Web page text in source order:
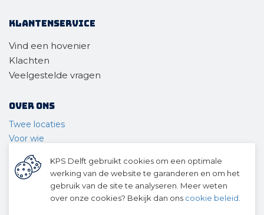
Klantenservice
Vind een hovenier
Klachten
Veelgestelde vragen
Over ons
Twee locaties
Voor wie
Ons team
Geschiedenis
© 2026 KPS Delft
KPS Delft gebruikt cookies om een optimale
werking van de website te garanderen en om het
gebruik van de site te analyseren. Meer weten
over onze cookies? Bekijk dan ons cookie beleid